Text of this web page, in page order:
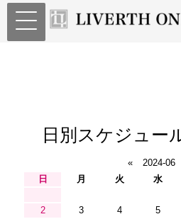
日別スケジュー
« 2024-06
日 月 火 水
2
3 4 5